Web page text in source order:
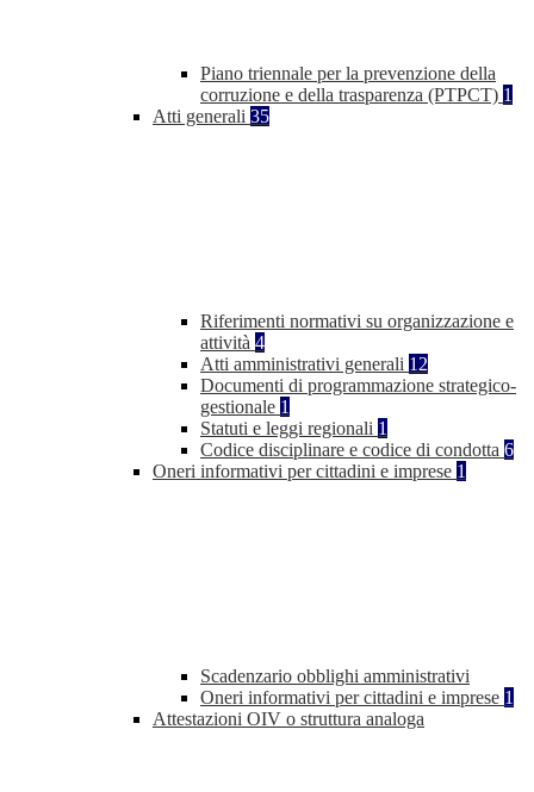
Piano triennale per la prevenzione della
corruzione e della trasparenza (PTPCT) 1
Atti generali 35
Riferimenti normativi su organizzazione e
attività 4
Atti amministrativi generali 12
Documenti di programmazione strategico-
gestionale 1
Statuti e leggi regionali 1
Codice disciplinare e codice di condotta 6
Oneri informativi per cittadini e imprese 1
Scadenzario obblighi amministrativi
Oneri informativi per cittadini e imprese 1
Attestazioni OIV o struttura analoga